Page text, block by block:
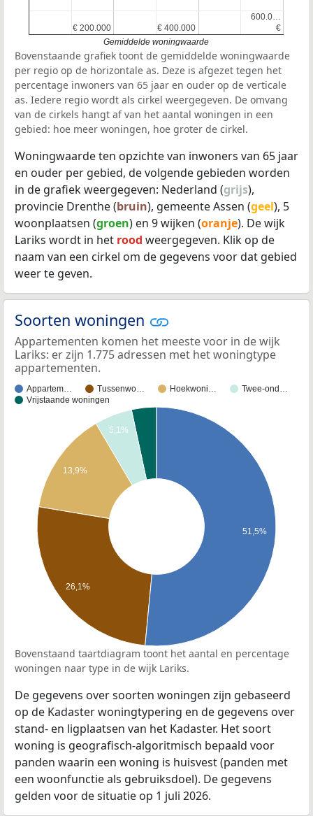
€ 200.000
€ 200.000 € 400.000
€ 400.000 €
€
600.0…
600.0…
Gemiddelde woningwaarde
Bovenstaande grafiek toont de gemiddelde woningwaarde
per regio op de horizontale as. Deze is afgezet tegen het
percentage inwoners van 65 jaar en ouder op de verticale
as. Iedere regio wordt als cirkel weergegeven. De omvang
van de cirkels hangt af van het aantal woningen in een
gebied: hoe meer woningen, hoe groter de cirkel.
Woningwaarde ten opzichte van inwoners van 65 jaar
en ouder per gebied, de volgende gebieden worden
in de grafiek weergegeven: Nederland (grijs),
provincie Drenthe (bruin), gemeente Assen (geel), 5
woonplaatsen (groen) en 9 wijken (oranje). De wijk
Lariks wordt in het rood weergegeven. Klik op de
naam van een cirkel om de gegevens voor dat gebied
weer te geven.
Soorten woningen
Appartementen komen het meeste voor in de wijk
Lariks: er zijn 1.775 adressen met het woningtype
appartementen.
Appartem… Tussenwo… Hoekwoni…
Twee-ond…
Vrijstaande woningen
5,1%
13,9%
26,1%
51,5%
Bovenstaand taartdiagram toont het aantal en percentage
woningen naar type in de wijk Lariks.
De gegevens over soorten woningen zijn gebaseerd
op de Kadaster woningtypering en de gegevens over
stand- en ligplaatsen van het Kadaster. Het soort
woning is geografisch-algoritmisch bepaald voor
panden waarin een woning is huisvest (panden met
een woonfunctie als gebruiksdoel). De gegevens
gelden voor de situatie op 1 juli 2026.